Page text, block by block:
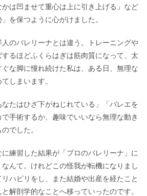
は凹ませて重心は上に引き上げる」など
を保つように心がけました。
のバレリーナとは違う。トレーニングや
るほどふくらはぎは筋肉質になって、太
な脚に憧れ続けた私は、ある日、無理な
しまいます。
たはひざ下がねじれている」「バレエを
手術するか、趣味でいいなら無理な動き
でした。
練習した結果が「プロのバレリーナ」に
んて。けれどこの怪我が転機になりまし
ハビリをし、また結婚や出産を経たこと
解剖学的なことへ移っていったのです。